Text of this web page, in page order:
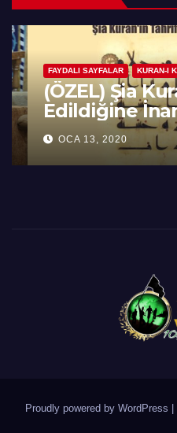
FAYDALI SAYFALAR KURAN-I
(ÖZEL) Şia
Edildiğine
OCA 13, 2020
Proudly powered by WordPress